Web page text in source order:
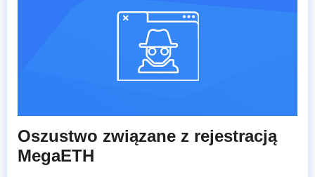
Oszustwo związane z rejestracją
MegaETH